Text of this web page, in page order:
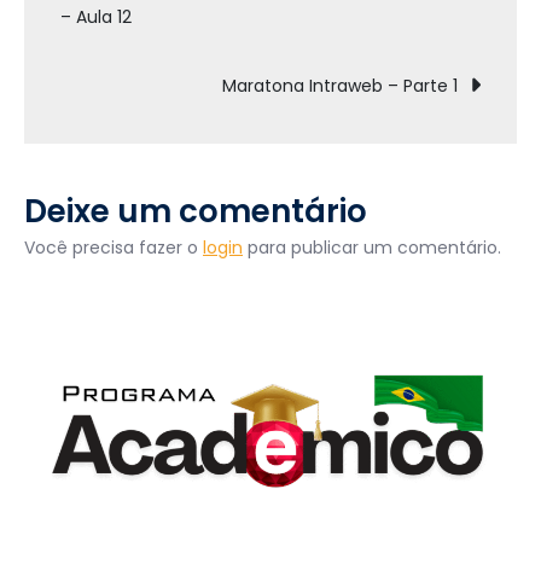
de
– Aula 12
Maratona Intraweb – Parte 1
Deixe um comentário
Você precisa fazer o login para publicar um comentário.